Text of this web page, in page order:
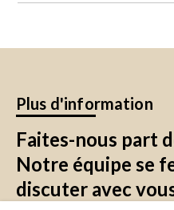
cours d'une étude.
constaté que ces tests
SNC.
Plus d'information
Faites-nous part
Notre équipe se
discuter avec